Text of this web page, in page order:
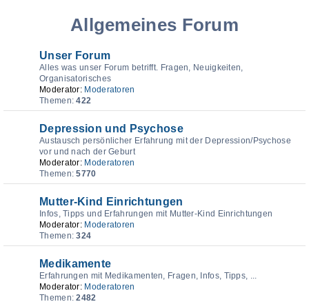
Allgemeines Forum
Unser Forum
Alles was unser Forum betrifft. Fragen, Neuigkeiten,
Organisatorisches
Moderator: Moderatoren
Themen:422
Depression und Psychose
Austausch persönlicher Erfahrung mit der Depression/Psychose
vor und nach der Geburt
Moderator: Moderatoren
Themen:5770
Mutter-Kind Einrichtungen
Infos, Tipps und Erfahrungen mit Mutter-Kind Einrichtungen
Moderator: Moderatoren
Themen:324
Medikamente
Erfahrungen mit Medikamenten, Fragen, Infos, Tipps, ...
Moderator: Moderatoren
Themen:2482